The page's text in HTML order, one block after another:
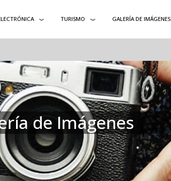
TURISMO GALERÍA DE IMÁGENES
de Imágenes